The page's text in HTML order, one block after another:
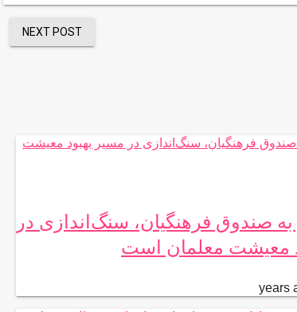
NEXT POST
صندوق فرهنگیان، سنگ‌اندازی در
معیشت معلمان است